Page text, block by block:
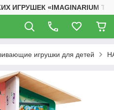
ИГРУШЕК «IMAGINARIUM
игрушки для детей